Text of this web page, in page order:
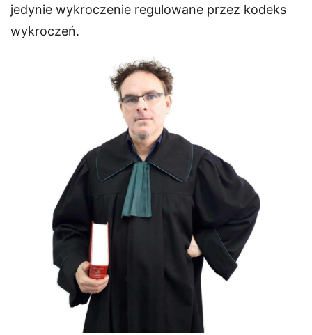
jedynie wykroczenie regulowane przez kodeks
wykroczeń.